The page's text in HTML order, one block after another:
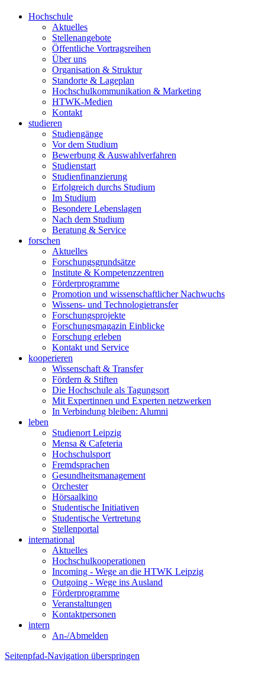
Hochschule
Aktuelles
Stellenangebote
Öffentliche Vortragsreihen
Über uns
Organisation & Struktur
Standorte & Lageplan
Hochschulkommunikation & Marketing
HTWK-Medien
Kontakt
studieren
Studiengänge
Vor dem Studium
Bewerbung & Auswahlverfahren
Studienstart
Studienfinanzierung
Erfolgreich durchs Studium
Im Studium
Besondere Lebenslagen
Nach dem Studium
Beratung & Service
forschen
Aktuelles
Forschungsgrundsätze
Institute & Kompetenzzentren
Förderprogramme
Promotion und wissenschaftlicher Nachwuchs
Wissens- und Technologietransfer
Forschungsprojekte
Forschungsmagazin Einblicke
Forschung erleben
Kontakt und Service
kooperieren
Wissenschaft & Transfer
Fördern & Stiften
Die Hochschule als Tagungsort
Mit Expertinnen und Experten netzwerken
In Verbindung bleiben: Alumni
leben
Studienort Leipzig
Mensa & Cafeteria
Hochschulsport
Fremdsprachen
Gesundheitsmanagement
Orchester
Hörsaalkino
Studentische Initiativen
Studentische Vertretung
Stellenportal
international
Aktuelles
Hochschulkooperationen
Incoming - Wege an die HTWK Leipzig
Outgoing - Wege ins Ausland
Förderprogramme
Veranstaltungen
Kontaktpersonen
intern
An-/Abmelden
Seitenpfad-Navigation überspringen